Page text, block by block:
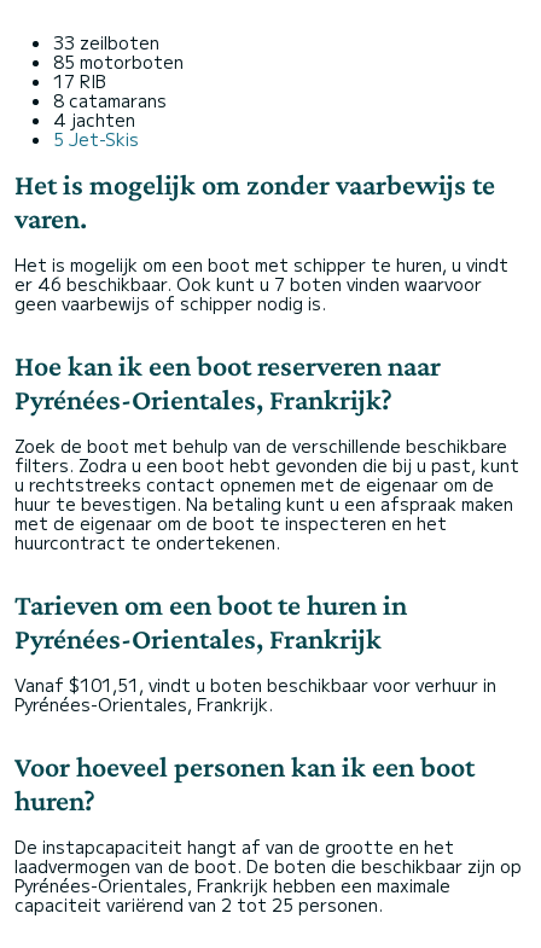
33 zeilboten
85 motorboten
17 RIB
8 catamarans
4 jachten
5 Jet-Skis
Het is mogelijk om zonder vaarbewijs te
varen.
Het is mogelijk om een boot met schipper te huren, u vindt
er 46 beschikbaar. Ook kunt u 7 boten vinden waarvoor
geen vaarbewijs of schipper nodig is.
Hoe kan ik een boot reserveren naar
Pyrénées-Orientales, Frankrijk?
Zoek de boot met behulp van de verschillende beschikbare
filters. Zodra u een boot hebt gevonden die bij u past, kunt
u rechtstreeks contact opnemen met de eigenaar om de
huur te bevestigen. Na betaling kunt u een afspraak maken
met de eigenaar om de boot te inspecteren en het
huurcontract te ondertekenen.
Tarieven om een boot te huren in
Pyrénées-Orientales, Frankrijk
Vanaf $101,51, vindt u boten beschikbaar voor verhuur in
Pyrénées-Orientales, Frankrijk.
Voor hoeveel personen kan ik een boot
huren?
De instapcapaciteit hangt af van de grootte en het
laadvermogen van de boot. De boten die beschikbaar zijn op
Pyrénées-Orientales, Frankrijk hebben een maximale
capaciteit variërend van 2 tot 25 personen.